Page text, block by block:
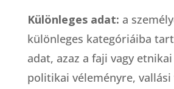
Különleges adat: a
különleges kategóriáiba
adat, azaz a faji vagy
politikai véleményre, vallási